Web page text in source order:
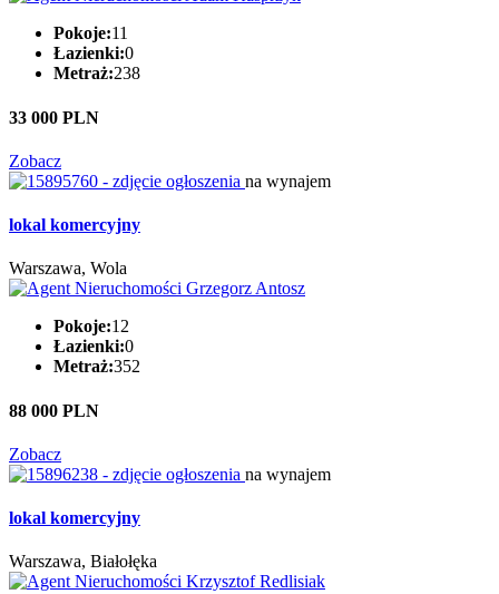
Pokoje:11
Łazienki:0
Metraż:238
33 000 PLN
Zobacz
na wynajem
lokal komercyjny
Warszawa, Wola
Pokoje:12
Łazienki:0
Metraż:352
88 000 PLN
Zobacz
na wynajem
lokal komercyjny
Warszawa, Białołęka